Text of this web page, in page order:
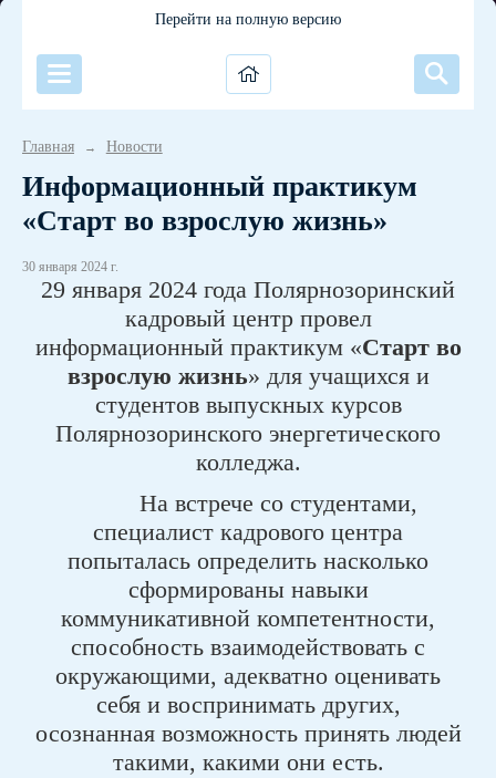
Перейти на полную версию
Главная → Новости
Информационный практикум
«Старт во взрослую жизнь»
30 января 2024 г.
29 января 2024 года Полярнозоринский
кадровый центр провел
информационный практикум «Старт во
взрослую жизнь» для учащихся и
студентов выпускных курсов
Полярнозоринского энергетического
колледжа.
На встрече со студентами,
специалист кадрового центра
попыталась определить насколько
сформированы навыки
коммуникативной компетентности,
способность взаимодействовать с
окружающими, адекватно оценивать
себя и воспринимать других,
осознанная возможность принять людей
такими, какими они есть.